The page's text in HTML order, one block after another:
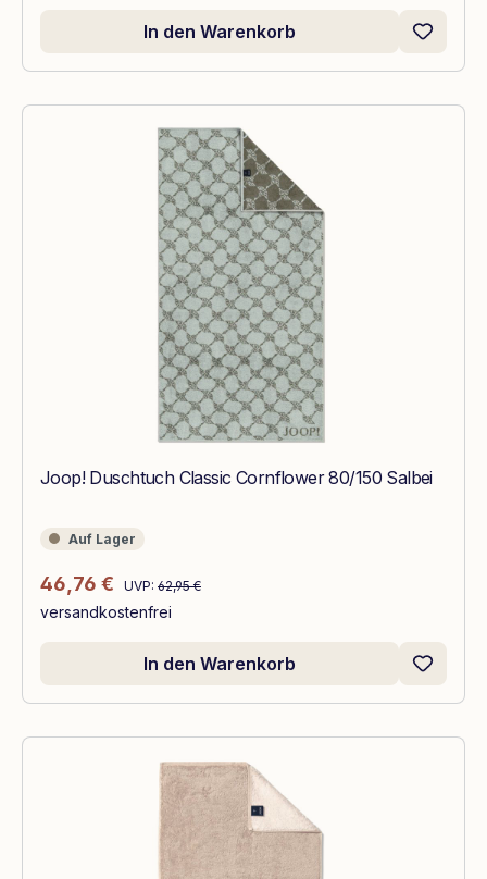
In den Warenkorb
Joop! Duschtuch Classic Cornflower 80/150 Salbei
Auf Lager
Auf Lager
Verkaufspreis:
46,76 € Regulärer Preis:
UVP: 62,95 €
versandkostenfrei
In den Warenkorb